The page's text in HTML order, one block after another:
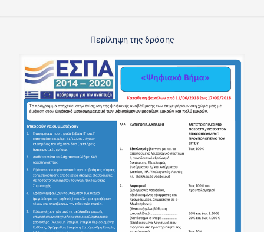
Περίληψη της δράσης